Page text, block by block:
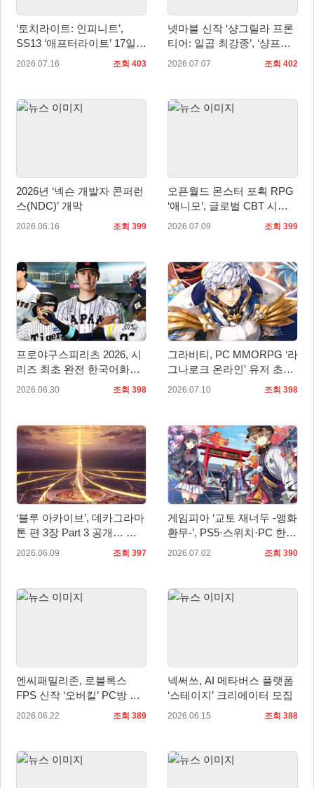
‘토치라이트: 인피니트’,
SS13 ‘애프터라이트’ 17일
업데이트
2026.07.16 조회 403
넷마블 신작 ‘샹그릴라 프론
티어: 일곱 최강종’, ‘샹프로
의 날’ 기념 특별 방송서 신
2026.07.07 조회 402
2026년 ‘넥슨 개발자 콘퍼런
스(NDC)’ 개막
2026.06.16 조회 399
오픈월드 몬스터 포획 RPG
‘애니모’, 글로벌 CBT 시
작… 판타지 생태계 직접 만
2026.07.09 조회 399
프로야구스피리츠 2026, 시
리즈 최초 완전 한국어화…
7월 16일 발매
2026.06.30 조회 398
그라비티, PC MMORPG ‘라
그나로크 온라인’ 유저 초청
토론회 개최!
2026.07.10 조회 398
‘블루 아카이브’, 데카그라마
톤 편 3장 Part 3 공개… 케
이·아리스 무장 추가
2026.06.09 조회 397
게임피아 ‘교토 재너두 -앵화
환무-’, PS5·스위치·PC 한국
어판 예약판매… 7월 16일
2026.07.02 조회 390
엔씨패밀리존, 로블록스
FPS 신작 ‘오버킬’ PC방 서
비스 시작
2026.06.22 조회 389
넥써쓰, AI 메타버스 플랫폼
‘스테이지’ 크리에이터 모집
2026.06.15 조회 388